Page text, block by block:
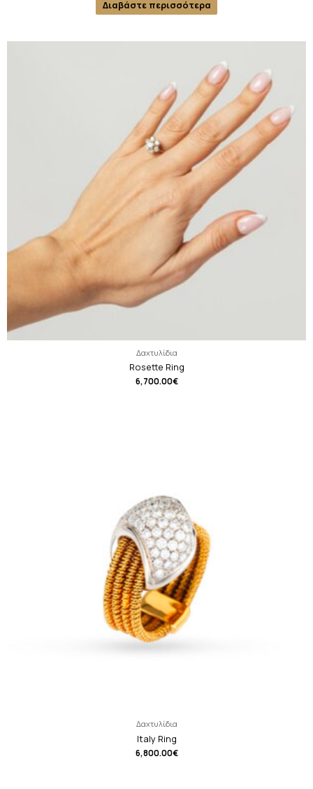
Διαβάστε περισσότερα
Δαχτυλίδια
Rosette Ring
6,700.00€
Δαχτυλίδια
Italy Ring
6,800.00€